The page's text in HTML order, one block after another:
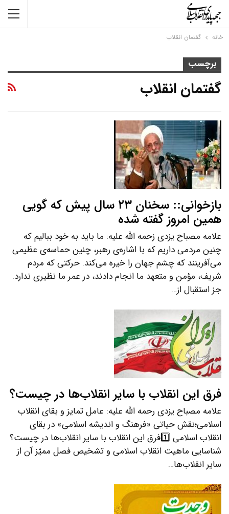
خانه گفتمان انقلاب
برچسب
گفتمان انقلاب
بازخوانی:: سخنان ۲۳ سال پیش که گویی
همین امروز گفته شده
علامه مصباح یزدی زحمه الله علیه: ما باید به خود ببالیم که
چنین مردمی داریم که با اشاره‌ی رهبر، چنین حماسه‌ی عظیمی
می‌آفرینند که چشم جهان را خیره می‌کند. حرکتی که مردم
شریف، مؤمن و متعهد ما انجام دادند، در عمر ما نظیری ندارد.
جز استقبال از…
فرق این انقلاب با سایر انقلاب‌ها در چیست؟
علامه مصباح یزدی رحمه الله علیه: عامل تمایز و بقای انقلاب
اسلامی؛نقش حیاتی «فرهنگ و اندیشه اسلامی» در بقای
انقلاب اسلامی 1️⃣فرق این انقلاب با سایر انقلاب‌ها در چیست؟
شناسایی ماهیت انقلاب اسلامی و تشخیص فصل ممیّز آن از
سایر انقلاب‌ها…